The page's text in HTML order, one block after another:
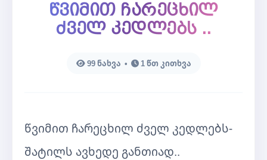
ბლოგი
წვიმით ჩარეცხილ
ძველ კედლებს ..
99 ნახვა • 1 წთ კითხვა
წვიმით ჩარეცხილ ძველ კედლებს-
შატილს ავხედე განთიად..